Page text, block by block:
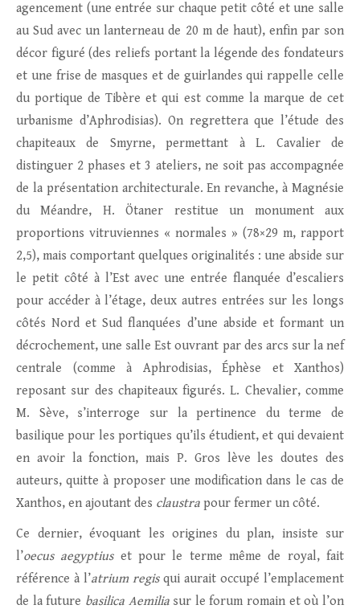
agencement (une entrée sur chaque petit côté et une salle
au Sud avec un lanterneau de 20 m de haut), enfin par son
décor figuré (des reliefs portant la légende des fondateurs
et une frise de masques et de guirlandes qui rappelle celle
du portique de Tibère et qui est comme la marque de cet
urbanisme d’Aphrodisias). On regrettera que l’étude des
chapiteaux de Smyrne, permettant à L. Cavalier de
distinguer 2 phases et 3 ateliers, ne soit pas accompagnée
de la présentation architecturale. En revanche, à Magnésie
du Méandre, H. Ötaner restitue un monument aux
proportions vitruviennes « normales » (78×29 m, rapport
2,5), mais comportant quelques originalités : une abside sur
le petit côté à l’Est avec une entrée flanquée d’escaliers
pour accéder à l’étage, deux autres entrées sur les longs
côtés Nord et Sud flanquées d’une abside et formant un
décrochement, une salle Est ouvrant par des arcs sur la nef
centrale (comme à Aphrodisias, Éphèse et Xanthos)
reposant sur des chapiteaux figurés. L. Chevalier, comme
M. Sève, s’interroge sur la pertinence du terme de
basilique pour les portiques qu’ils étudient, et qui devaient
en avoir la fonction, mais P. Gros lève les doutes des
auteurs, quitte à proposer une modification dans le cas de
Xanthos, en ajoutant des claustra pour fermer un côté.
Ce dernier, évoquant les origines du plan, insiste sur
l’oecus aegyptius et pour le terme même de royal, fait
référence à l’atrium regis qui aurait occupé l’emplacement
de la future basilica Aemiliasur le forum romain et où l’on